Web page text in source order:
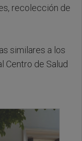
recolección de
similares a los
Centro de Salud